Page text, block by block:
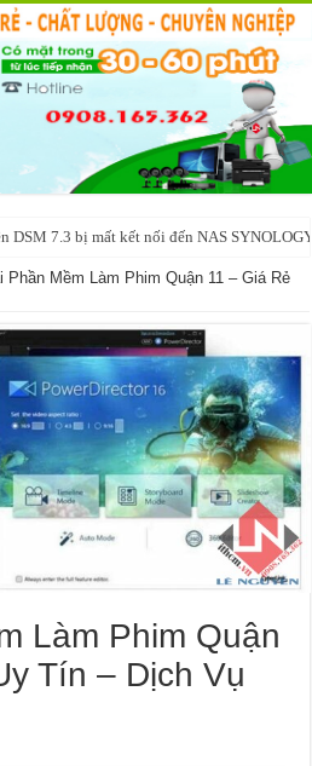
4BAY – chạy SYNOLOGY, OMV, CASA
Phần Mềm Làm Phim Quận 11 – Giá Rẻ
Làm Phim Quận
Tín – Dịch Vụ